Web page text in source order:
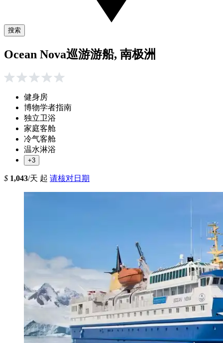
搜索
Ocean Nova巡游游船, 南极洲
健身房
博物学者指南
独立卫浴
家庭客舱
冷气客舱
温水淋浴
+3
$ 1,043/天 起 请核对日期